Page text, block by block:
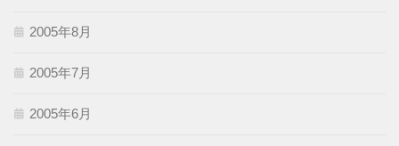
2005年8月
2005年7月
2005年6月